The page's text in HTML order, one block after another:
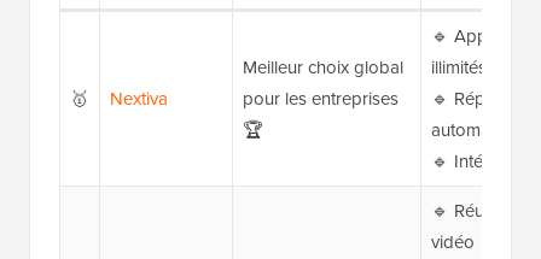
🥇 Nextiva
Meilleur choix global
pour les entreprises
🏆
🔹 Appels et
illimités
🔹 Répondeur
automatique
🔹
🔹 Réunions
vidéo